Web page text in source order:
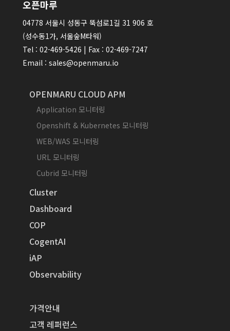
오픈마루
04778 서울시 성동구 뚝섬로1길 31 906 호
(성수동1가, 서울숲M타워)
Tel : 02-469-5426 | Fax : 02-469-7247
Email : sales@openmaru.io
OPENMARU CLOUD APM
Application 모니터링
Openshift & Kubernetes 모니터링
WEB/WAS 모니터링
URL 모니터링
Cubrid 모니터링
Cluster
Dashboard
COP
CogentAI
iAP
Observability
가격안내
고객 레퍼런스